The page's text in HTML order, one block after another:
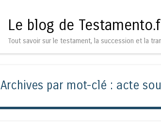
Le blog de
Tout savoir sur le testament, la succession et la
Archives par mot-clé : acte